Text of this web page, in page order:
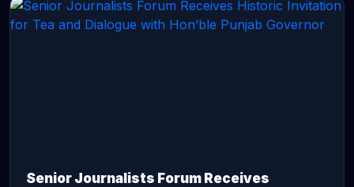
Senior Journalists Forum Receives